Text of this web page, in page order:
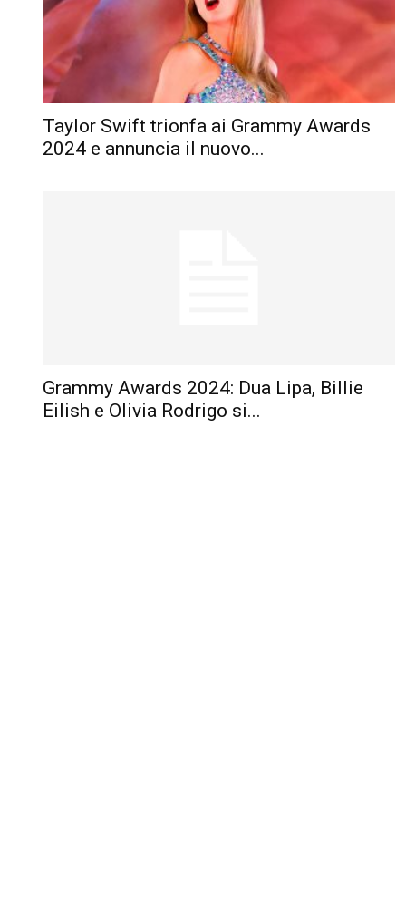
Taylor Swift trionfa ai Grammy Awards
2024 e annuncia il nuovo...
Grammy Awards 2024: Dua Lipa, Billie
Eilish e Olivia Rodrigo si...